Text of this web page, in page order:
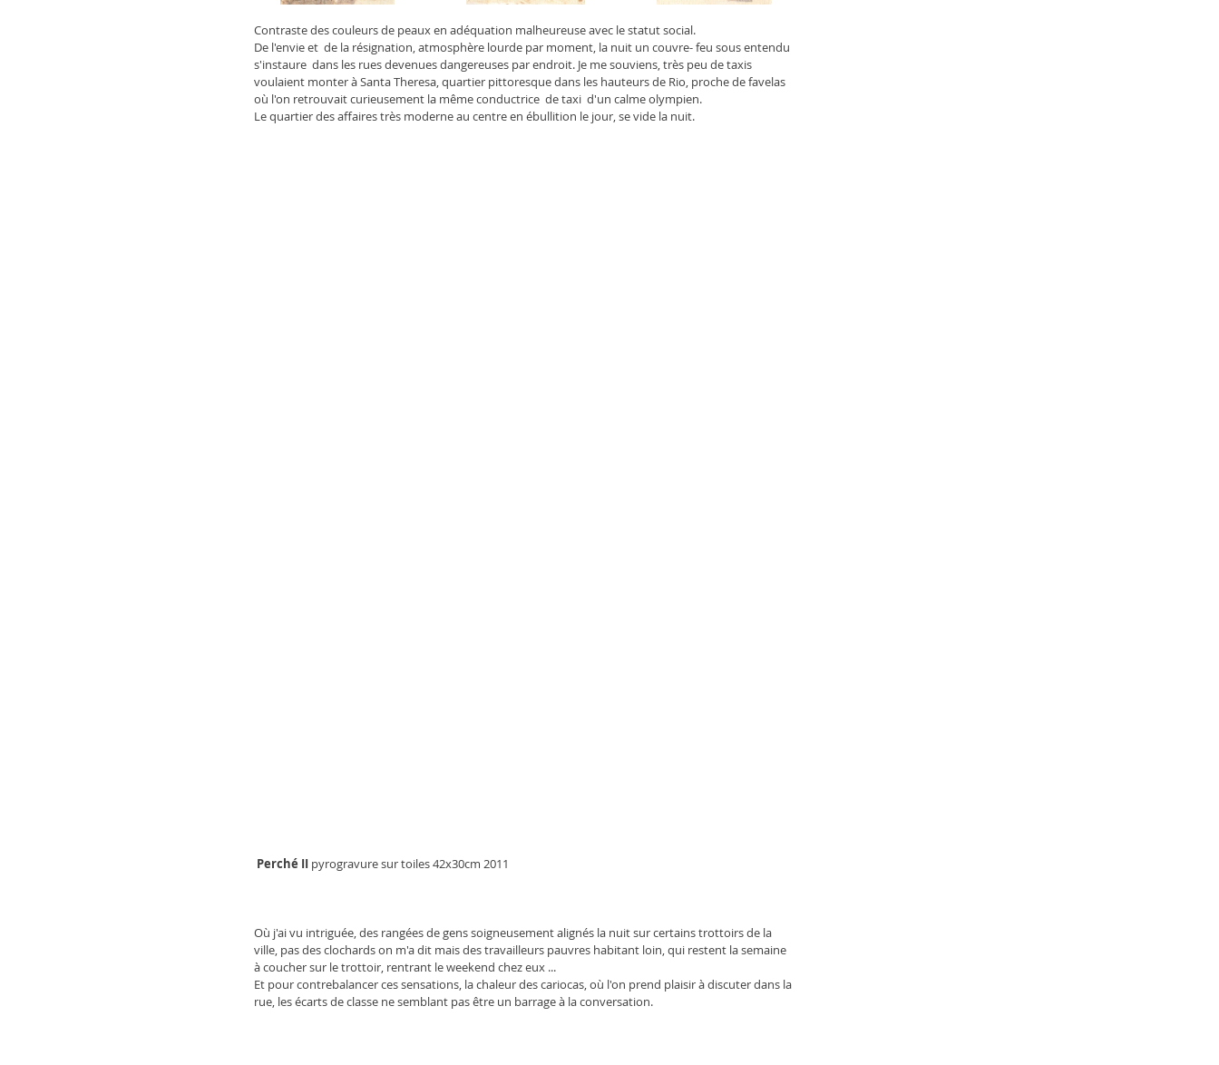
Contraste des couleurs de peaux en adéquation malheureuse avec le statut social.
De l'envie et  de la résignation, atmosphère lourde par moment, la nuit un couvre- feu sous entendu
s'instaure  dans les rues devenues dangereuses par endroit. Je me souviens, très peu de taxis
voulaient monter à Santa Theresa, quartier pittoresque dans les hauteurs de Rio, proche de favelas
où l'on retrouvait curieusement la même conductrice  de taxi  d'un calme olympien.
Le quartier des affaires très moderne au centre en ébullition le jour, se vide la nuit.
Perché II pyrogravure sur toiles 42x30cm 2011
Où j'ai vu intriguée, des rangées de gens soigneusement alignés la nuit sur certains trottoirs de la
ville, pas des clochards on m'a dit mais des travailleurs pauvres habitant loin, qui restent la semaine
à coucher sur le trottoir, rentrant le weekend chez eux ...
Et pour contrebalancer ces sensations, la chaleur des cariocas, où l'on prend plaisir à discuter dans la
rue, les écarts de classe ne semblant pas être un barrage à la conversation.